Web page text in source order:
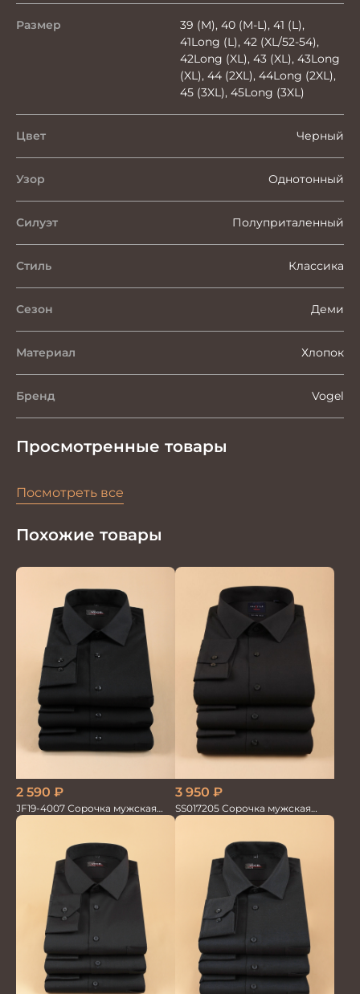
Размер
39 (M), 40 (M-L), 41 (L),
41Long (L), 42 (XL/52-54),
42Long (XL), 43 (XL), 43Long
(XL), 44 (2XL), 44Long (2XL),
45 (3XL), 45Long (3XL)
Цвет Черный
Узор Однотонный
Силуэт Полуприталенный
Стиль Классика
Сезон Деми
Материал Хлопок
Бренд Vogel
Просмотренные товары
Посмотреть все
Похожие товары
2 590 ₽
JF19-4007 Сорочка мужская
черн. однотонная
3 950 ₽
SS017205 Сорочка мужская
GROSTYLE TRENDY